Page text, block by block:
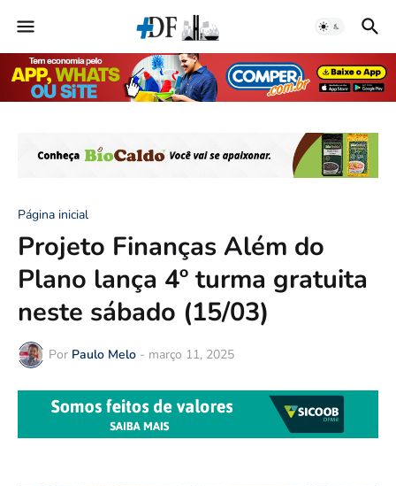
Página inicial
Projeto Finanças Além do
Plano lança 4º turma gratuita
neste sábado (15/03)
Por Paulo Melo - março 11, 2025